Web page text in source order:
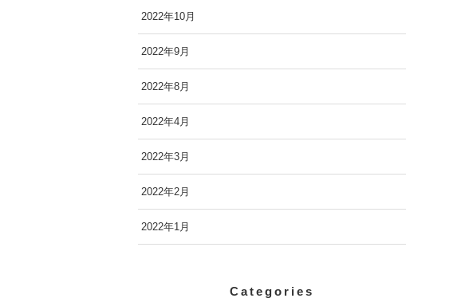
2022年10月
2022年9月
2022年8月
2022年4月
2022年3月
2022年2月
2022年1月
Categories